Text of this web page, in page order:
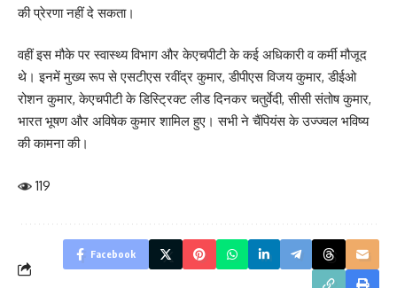
की प्रेरणा नहीं दे सकता।
​वहीं इस मौके पर स्वास्थ्य विभाग और केएचपीटी के कई अधिकारी व कर्मी मौजूद
थे। इनमें मुख्य रूप से एसटीएस रवींद्र कुमार, डीपीएस विजय कुमार, डीईओ
रोशन कुमार, केएचपीटी के डिस्ट्रिक्ट लीड दिनकर चतुर्वेदी, सीसी संतोष कुमार,
भारत भूषण और अविषेक कुमार शामिल हुए। सभी ने चैंपियंस के उज्ज्वल भविष्य
की कामना की।
119
Facebook